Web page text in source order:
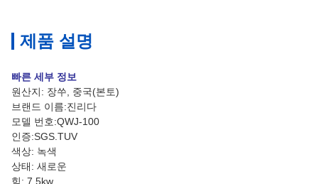
제품 설명
빠른 세부 정보
원산지: 장쑤, 중국(본토)
브랜드 이름:진리다
모델 번호:QWJ-100
인증:SGS.TUV
색상: 녹색
상태: 새로운
힘: 7.5kw